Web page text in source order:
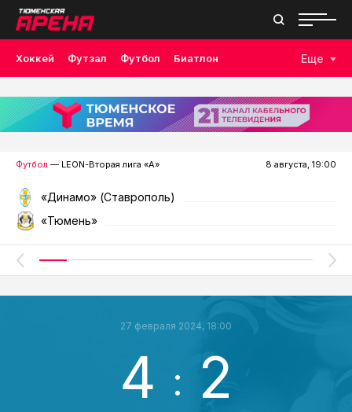
Хоккей Футзал Футбол Биатлон
Лыжные гонки Волейбол Плавание Дзюдо
Скалолазание Велоспорт Бокс
Еще
Футбол — LEON-Вторая лига «А» 8 августа, 19:00
«Динамо» (Ставрополь)
«Тюмень»
27 февраля 2024, 18:00
4 : 2